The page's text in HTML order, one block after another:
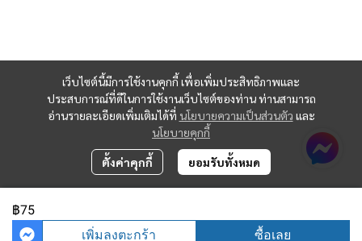
฿75
เพิ่มลงตะกร้า ซื้อเลย
เว็บไซต์นี้มีการใช้งานคุกกี้ เพื่อเพิ่มประสิทธิภาพและ
ประสบการณ์ที่ดีในการใช้งานเว็บไซต์ของท่าน ท่านสามารถ
อ่านรายละเอียดเพิ่มเติมได้ที่ นโยบายความเป็นส่วนตัว และ
นโยบายคุกกี้
ตั้งค่าคุกกี้ ยอมรับทั้งหมด
Copyright 2023 | All Rights Reserved | Powered by MWE